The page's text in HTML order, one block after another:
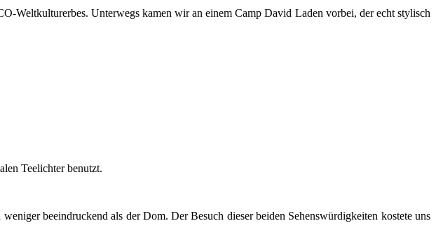
Weltkulturerbes. Unterwegs kamen wir an einem Camp David Laden vorbei, der echt stylisch
Teelichter benutzt.
beeindruckend als der Dom. Der Besuch dieser beiden Sehenswürdigkeiten kostete uns